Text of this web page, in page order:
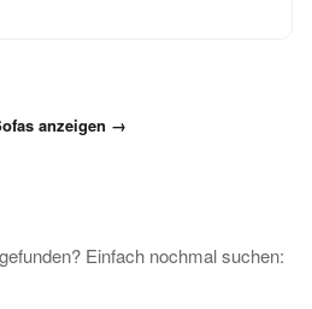
anzeigen →
Einfach nochmal suchen: